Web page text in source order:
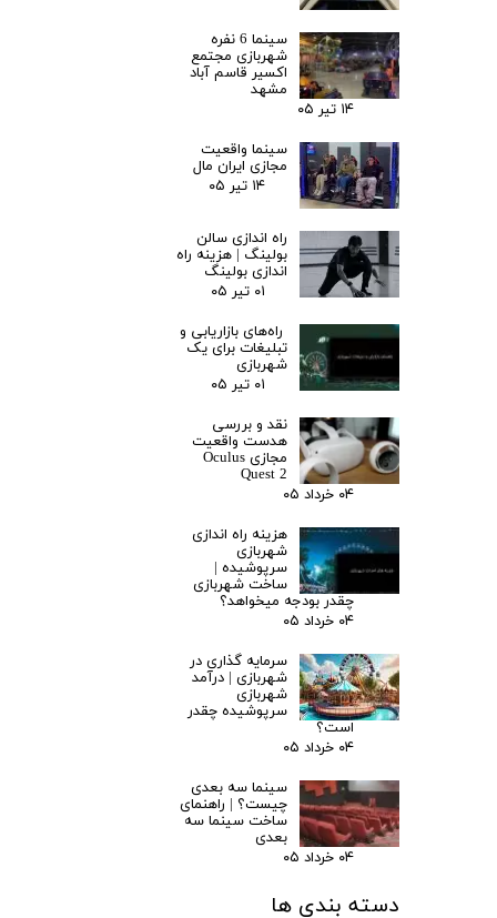
سینما 6 نفره
شهربازی مجتمع
اکسیر قاسم آباد
مشهد
۱۴ تیر ۰۵
سینما واقعیت
مجازی ایران مال
۱۴ تیر ۰۵
راه اندازی سالن
بولینگ |‌ هزینه راه
اندازی بولینگ
۰۱ تیر ۰۵
راه‌های بازاریابی و
تبلیغات برای یک
شهربازی
۰۱ تیر ۰۵
نقد و بررسی
هدست واقعیت
مجازی Oculus
Quest 2
۰۴ خرداد ۰۵
هزینه راه اندازی
شهربازی
سرپوشیده |
ساخت شهربازی
چقدر بودجه میخواهد؟
۰۴ خرداد ۰۵
سرمایه گذاری در
شهربازی | درآمد
شهربازی
سرپوشیده چقدر
است؟
۰۴ خرداد ۰۵
سینما سه بعدی
چیست؟ | راهنمای
ساخت سینما سه
بعدی
۰۴ خرداد ۰۵
دسته بندی ها